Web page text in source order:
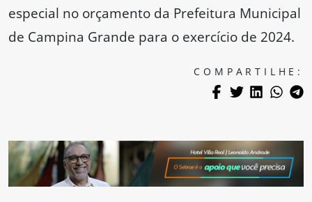
especial no orçamento da Prefeitura Municipal
de Campina Grande para o exercício de 2024.
COMPARTILHE: